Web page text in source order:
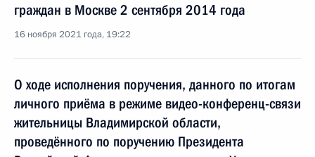
граждан в Москве 2 сентября 2014 года
16 ноября 2021 года, 19:22
О ходе исполнения поручения, данного по итогам
личного приёма в режиме видео-конференц-связи
жительницы Владимирской области,
проведённого по поручению Президента